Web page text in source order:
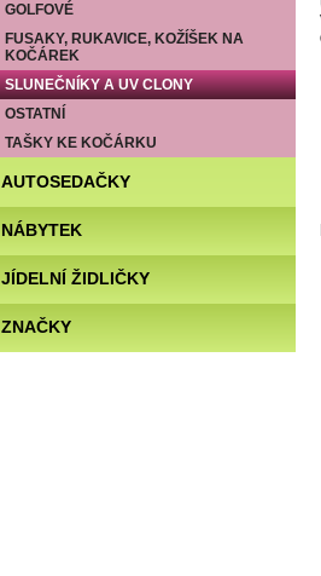
GOLFOVÉ
FUSAKY, RUKAVICE, KOŽÍŠEK NA
KOČÁREK
SLUNEČNÍKY A UV CLONY
OSTATNÍ
TAŠKY KE KOČÁRKU
AUTOSEDAČKY
NÁBYTEK
JÍDELNÍ ŽIDLIČKY
ZNAČKY